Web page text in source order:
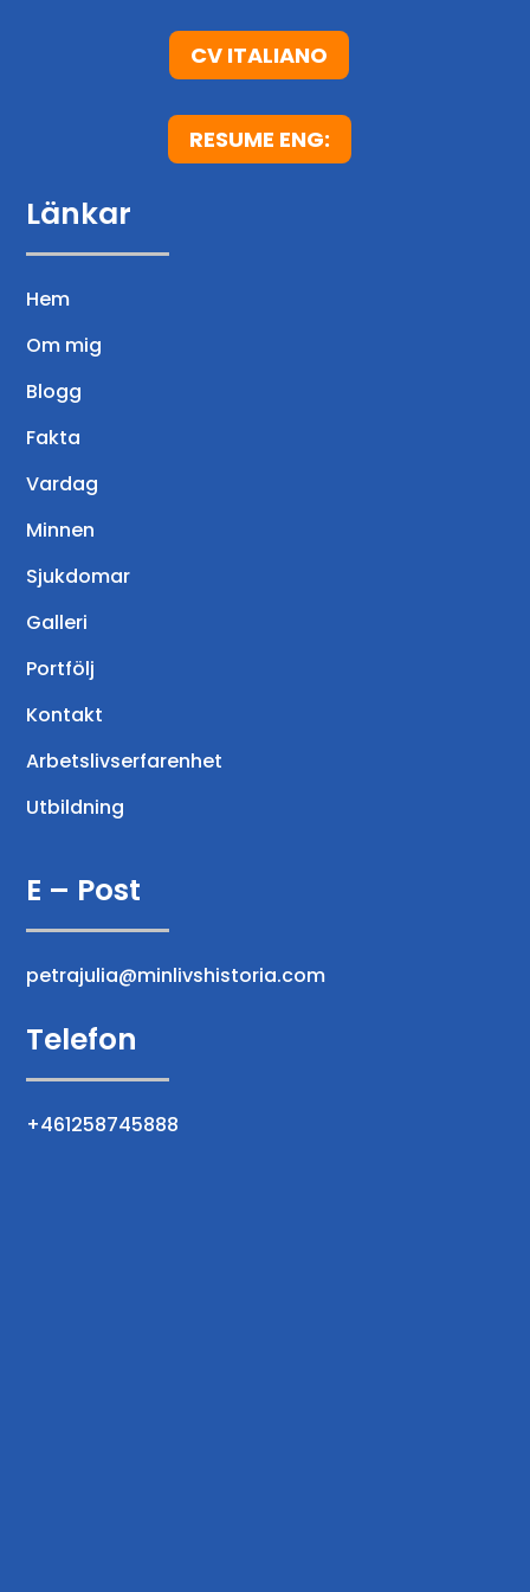
CV ITALIANO
RESUME ENG:
Länkar
Hem
Om mig
Blogg
Fakta
Vardag
Minnen
Sjukdomar
Galleri
Portfölj
Kontakt
Arbetslivserfarenhet
Utbildning
E – Post
petrajulia@minlivshistoria.com
Telefon
+461258745888